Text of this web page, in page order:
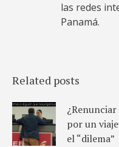
las redes
Panamá.
Related posts
por un
el “dilema”